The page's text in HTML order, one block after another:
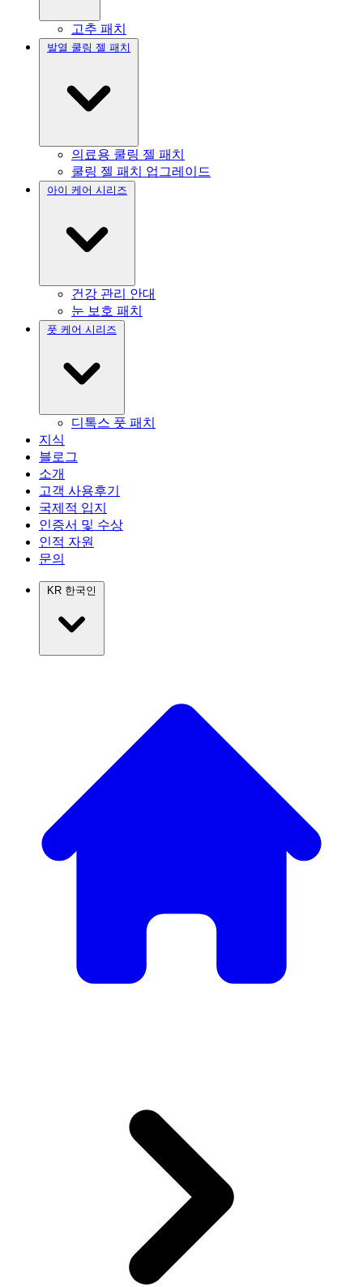
고추 패치
발열 쿨링 젤 패치
의료용 쿨링 젤 패치
쿨링 젤 패치 업그레이드
아이 케어 시리즈
건강 관리 안대
눈 보호 패치
풋 케어 시리즈
디톡스 풋 패치
지식
블로그
소개
고객 사용후기
국제적 입지
인증서 및 수상
인적 자원
문의
KR 한국인